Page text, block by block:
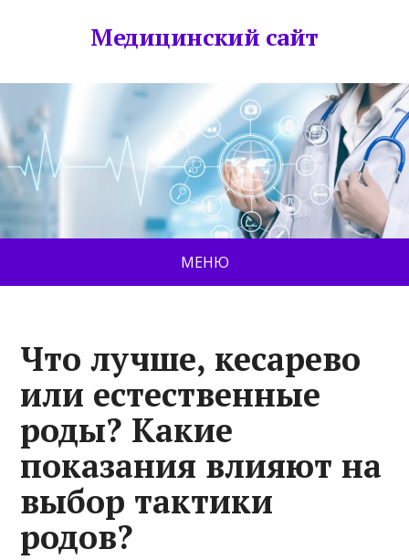
Медицинский сайт
МЕНЮ
Что лучше, кесарево
или естественные
роды? Какие
показания влияют на
выбор тактики
родов?